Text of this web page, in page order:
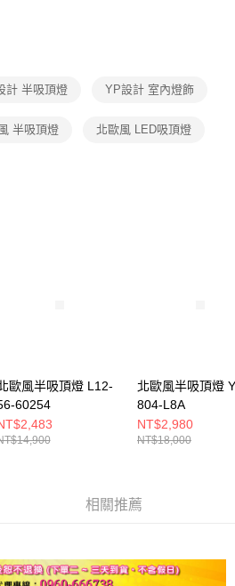
退款等相關疑問，請聯繫「AFTEE先享後付
供個人資料，並將交易相關給付款項請求債
計 半吸頂燈 YP設計 室內燈飾
半吸頂燈 北歐風 LED吸頂燈
歐風半吸頂燈 L12-
60254
北歐風半吸頂燈
804-L8A
NT$2,980
NT$18,000
相關推薦